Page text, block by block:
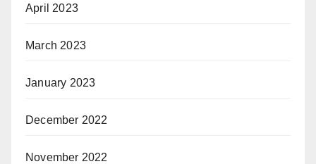
April 2023
March 2023
January 2023
December 2022
November 2022